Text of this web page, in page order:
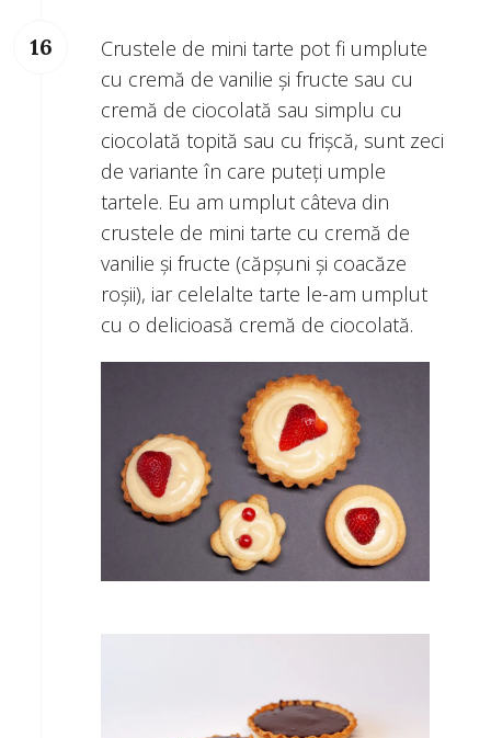
Crustele de mini tarte pot fi umplute
cu cremă de vanilie și fructe sau cu
cremă de ciocolată sau simplu cu
ciocolată topită sau cu frișcă, sunt zeci
de variante în care puteți umple
tartele. Eu am umplut câteva din
crustele de mini tarte cu cremă de
vanilie și fructe (căpșuni și coacăze
roșii), iar celelalte tarte le-am umplut
cu o delicioasă cremă de ciocolată.